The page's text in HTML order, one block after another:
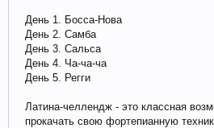
День 1. Босса-Нова
День 2. Самба
День 3. Сальса
День 4. Ча-ча-ча
День 5. Регги
Латина-челлендж - это классная
прокачать свою фортепианную